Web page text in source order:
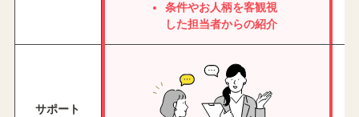
条件やお人柄を客観視
した担当者からの紹介
サポート